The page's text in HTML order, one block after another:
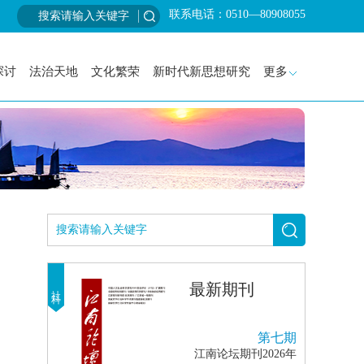
联系电话：0510—80908055
讨 法治天地 文化繁荣 新时代新思想研究 更多
最新期刊
第七期
江南论坛期刊2026年